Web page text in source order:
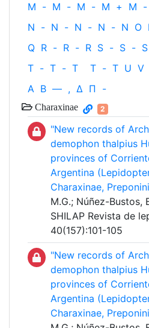
M - M - M - M + M -
N - N - N - N - N O
Q R - R - R S - S - S
T - T - T T - T U V
Α Β — , Δ Π -
Charaxinae 2
"New records of
demophon thalpius
provinces of
Argentina
Charaxinae,
M.G.; Núñez-Bustos,
SHILAP Revista de
40(157):101-105
"New records of
demophon thalpius
provinces of
Argentina
Charaxinae,